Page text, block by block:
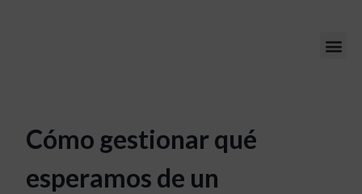
Cómo gestionar qué
esperamos de un